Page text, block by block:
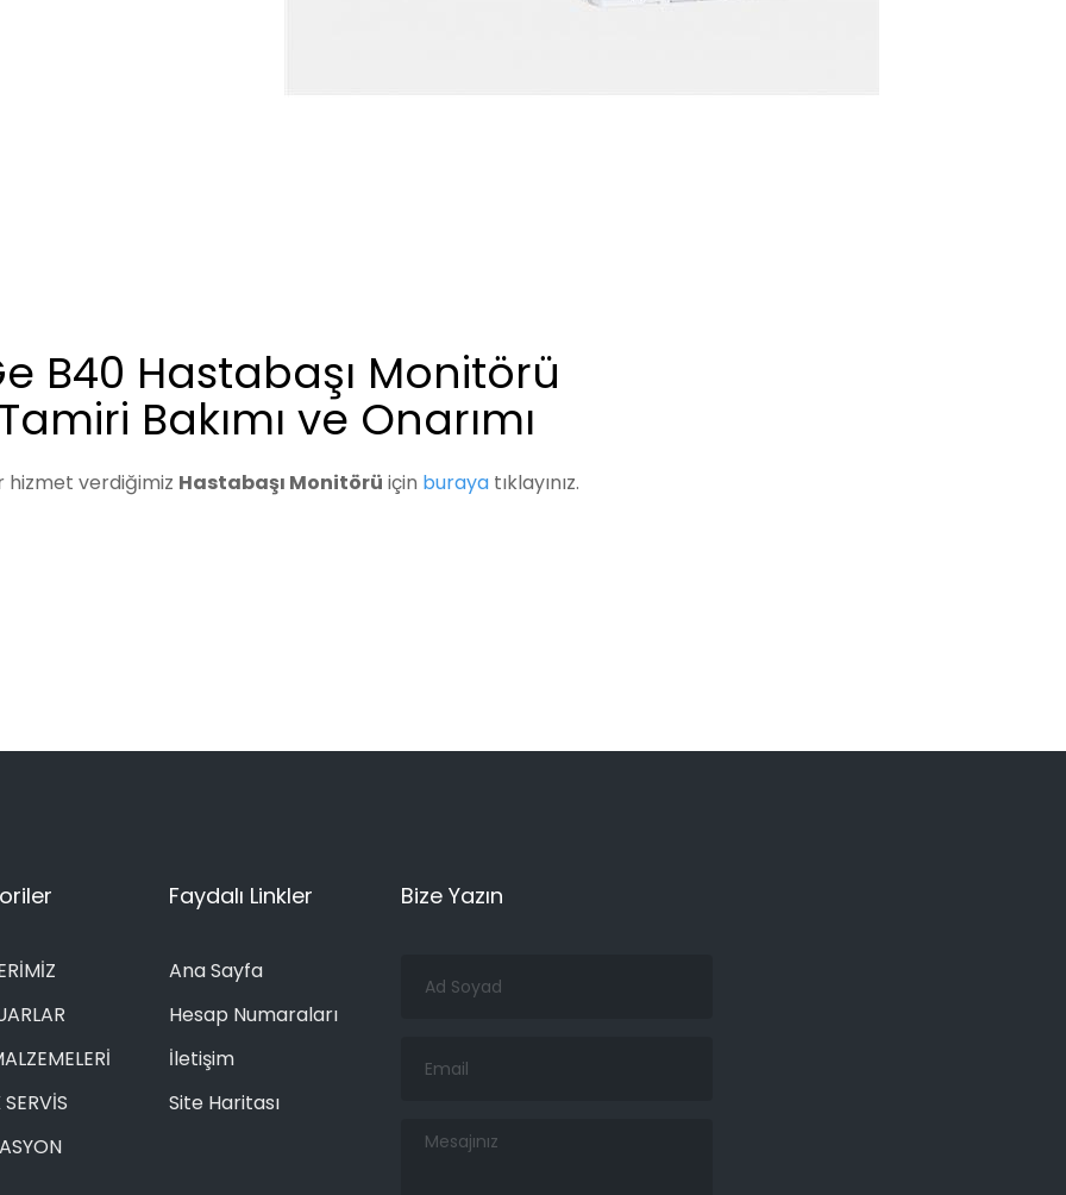
B40 Hastabaşı Monitörü
Tamiri Bakımı ve Onarımı
hizmet verdiğimiz Hastabaşı Monitörü için buraya tıklayınız.
Faydalı Linkler
Ana Sayfa
Hesap Numaraları
İletişim
Site Haritası
Bize Yazın
Soyad
Mesajınız